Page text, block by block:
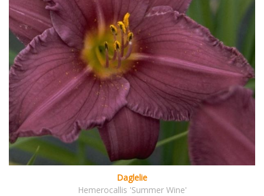
Daglelie
Hemerocallis 'Summer Wine'